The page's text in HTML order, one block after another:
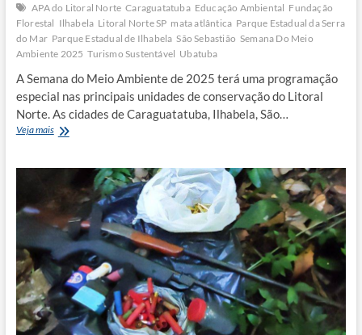
APA do Litoral Norte Caraguatatuba Educação Ambiental Fundação
Florestal Ilhabela Litoral Norte SP mata atlântica Parque Estadual da Serra
do Mar Parque Estadual de Ilhabela São Sebastião Semana Do Meio
Ambiente 2025 Turismo Sustentável Ubatuba
A Semana do Meio Ambiente de 2025 terá uma programação
especial nas principais unidades de conservação do Litoral
Norte. As cidades de Caraguatatuba, Ilhabela, São…
Veja maisLitoral
ambiental
durante
a
Semana
Meio
Ambiente